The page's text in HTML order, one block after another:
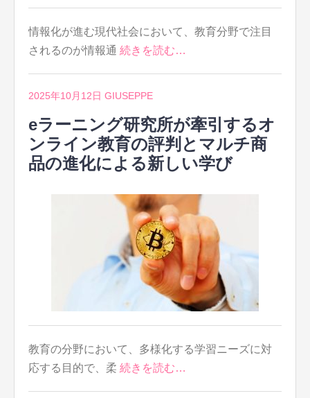
情報化が進む現代社会において、教育分野で注目
されるのが情報通 続きを読む…
2025年10月12日 GIUSEPPE
eラーニング研究所が牽引するオ
ンライン教育の評判とマルチ商
品の進化による新しい学び
教育の分野において、多様化する学習ニーズに対
応する目的で、柔 続きを読む…